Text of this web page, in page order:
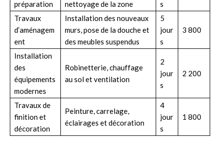
préparation
nettoyage de la zone
s
Travaux
d’aménagem
ent
Installation des nouveaux
murs, pose de la douche et
des meubles suspendus
5
jour
s
3 800
Installation
des
équipements
modernes
Robinetterie, chauffage
au sol et ventilation
2
jour
s
2 200
Travaux de
finition et
décoration
Peinture, carrelage,
éclairages et décoration
4
jour
s
1 800